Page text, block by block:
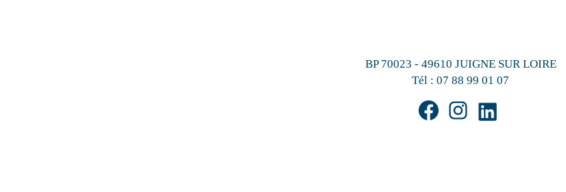
BP 70023 - 49610 JUIGNE SUR LOIRE
Tél : 07 88 99 01 07